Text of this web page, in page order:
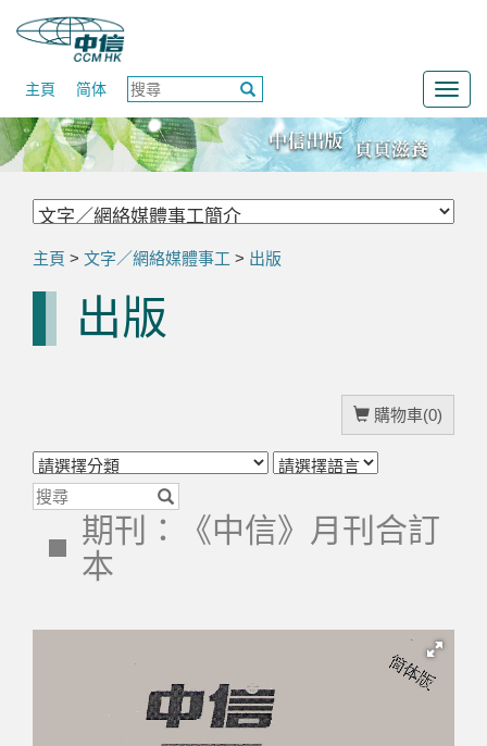
主頁 简体
主頁 > 文字／網絡媒體事工 > 出版
出版
購物車(0)
期刊：《中信》月刊合訂
本